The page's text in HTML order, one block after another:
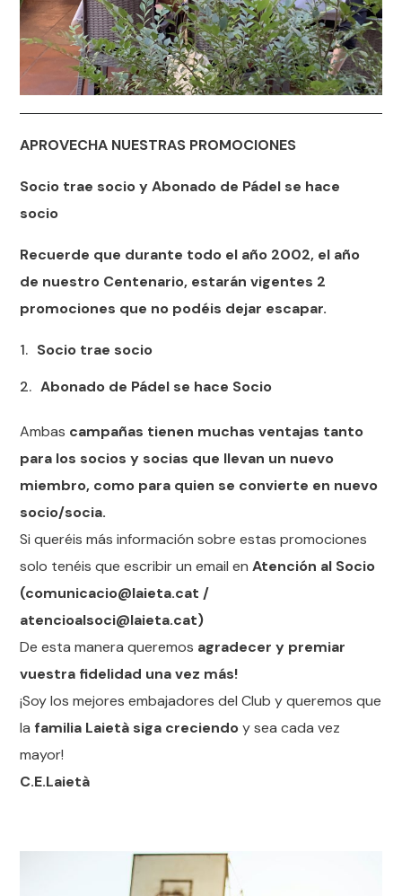
APROVECHA NUESTRAS PROMOCIONES
Socio trae socio y Abonado de Pádel se hace
socio
Recuerde que durante todo el año 2002, el año
de nuestro Centenario, estarán vigentes 2
promociones que no podéis dejar escapar.
Socio trae socio
Abonado de Pádel se hace Socio
Ambas campañas tienen muchas ventajas tanto
para los socios y socias que llevan un nuevo
miembro, como para quien se convierte en nuevo
socio/socia.
Si queréis más información sobre estas promociones
solo tenéis que escribir un email enAtención al Socio
(comunicacio@laieta.cat /
atencioalsoci@laieta.cat)
De esta manera queremos agradecer y premiar
vuestra fidelidad una vez más!
¡Soy los mejores embajadores del Club y queremos que
la familia Laietà siga creciendoy sea cada vez
mayor!
C.E.Laietà